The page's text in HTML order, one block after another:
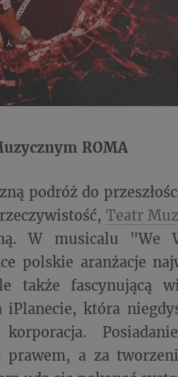
ROMA
podróż do
Teatr
W musicalu "We
polskie aranżacje
także fascynującą
która
prawem, a za